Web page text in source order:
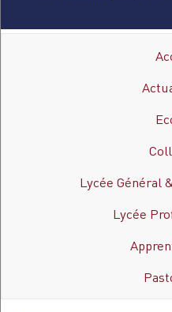
Lycée Général
Lycée